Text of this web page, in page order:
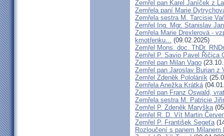
Zemřel pan Karel Janíček z
Zemřela paní Marie
Zemřela sestra M. Tarcisie
Zemřel Ing. Mgr. Stanislav
Zemřela Marie Drexlerová -
kmotřenku...
(09.02.2025)
Zemřel Mons. doc. ThDr.
Zemřel P. Savio Pavel Řičica
Zemřel pan Milan Vago
Zemřel pan Jaroslav Burian z
Zemřel Zdeněk Pololáník
Zemřela Anežka Krátká
Zemřel pan Franz Oswald,
Zemřela sestra M. Patricie
Zemřel P. Zdeněk Maryška
Zemřel R. D. Vít Martin
Zemřel P. František Segeťa
Rozloučení s panem Milanem